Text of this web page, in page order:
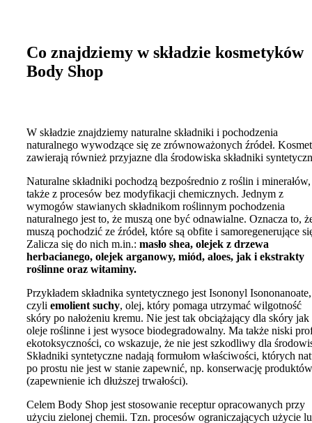
Co znajdziemy w składzie kosmetyków
Body Shop
W składzie znajdziemy naturalne składniki i pochodzenia
naturalnego wywodzące się ze zrównoważonych źródeł.
zawierają również przyjazne dla środowiska składniki
Naturalne składniki pochodzą bezpośrednio z roślin i
także z procesów bez modyfikacji chemicznych. Jednym z
wymogów stawianych składnikom roślinnym pochodzenia
naturalnego jest to, że muszą one być odnawialne. Oznacza to,
muszą pochodzić ze źródeł, które są obfite i samoregenerujące
Zalicza się do nich m.in.: masło shea, olejek z drzewa
herbacianego, olejek arganowy, miód, aloes, jak i ekstrakty
roślinne oraz witaminy.
Przykładem składnika syntetycznego jest Isononyl Isononanoate,
czyli emolient suchy, olej, który pomaga utrzymać wilgotność
skóry po nałożeniu kremu. Nie jest tak obciążający dla skóry jak
oleje roślinne i jest wysoce biodegradowalny. Ma także niski
ekotoksyczności, co wskazuje, że ​​nie jest szkodliwy dla
Składniki syntetyczne nadają formułom właściwości, których
po prostu nie jest w stanie zapewnić, np. konserwację produktów
(zapewnienie ich dłuższej trwałości).
Celem Body Shop jest stosowanie receptur opracowanych przy
użyciu zielonej chemii. Tzn. procesów ograniczających użycie